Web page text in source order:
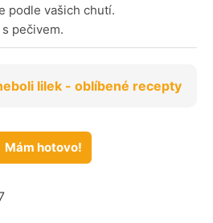
podle vašich chutí.
pečivem.
lilek - oblíbené recepty
Mám hotovo!